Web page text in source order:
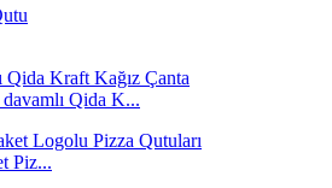
Qida K...
Piz...